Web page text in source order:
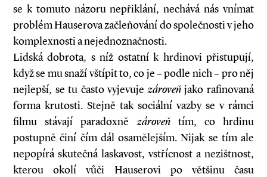
se k tomuto názoru nepřiklání, nechává nás vnímat
problém Hauserova začleňování do společnosti v jeho
komplexnosti a nejednoznačnosti.
Lidská dobrota, s níž ostatní k hrdinovi přistupují,
když se mu snaží vštípit to, co je – podle nich – pro něj
nejlepší, se tu často vyjevujezároveňjako rafinovaná
forma krutosti. Stejně tak sociální vazby se v rámci
filmu stávají paradoxnězároveňtím, co hrdinu
postupně činí čím dál osamělejším. Nijak se tím ale
nepopírá skutečná laskavost, vstřícnost a nezištnost,
kterou okolí vůči Hauserovi po většinu času